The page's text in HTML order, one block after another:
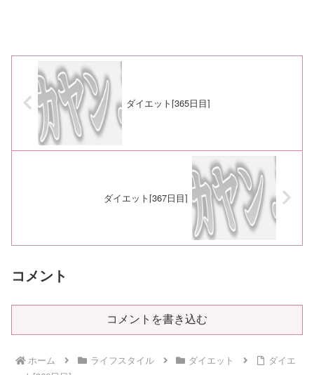
ダイエット[365日目]
ダイエット[367日目]
コメント
コメントを書き込む
ホーム ライフスタイル ダイエット
ダイエ